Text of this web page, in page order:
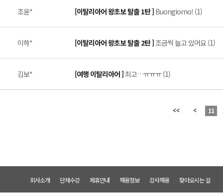
조윤* [이탈리아어 왕초보 탈출 1탄 ] Buongiorno! (1)
이하* [이탈리아어 왕초보 탈출 2탄 ]조금씩 늘고 있어요 (1)
김보* [여행 이탈리아어 ]최고…ㅠㅠㅠ (1)
11
회사소개 단체수강 제휴안내 채용정보 강사채용 찾아오시는 길